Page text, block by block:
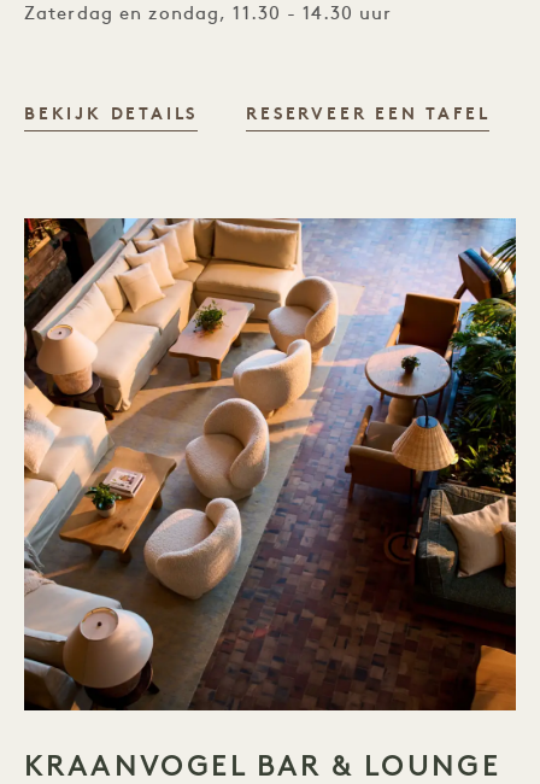
Zaterdag en zondag, 11.30 - 14.30 uur
BEKIJK DETAILS FROM HERE BY MIKE
RESERVEER EEN TAFEL
KRAANVOGEL BAR & LOUNGE